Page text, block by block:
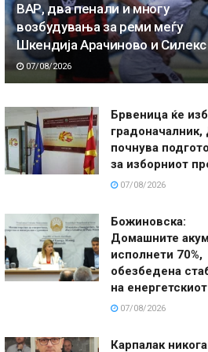
ВАР, два пенали и многу
возбудувања за реми меѓу
Шкендија Арачиново и Силекс
07/08/2026
Брвеница ќе
почнува
за изборниот
07/08/2026
Божиновска:
Домашните
исполнети 70%,
обезбедена
на
07/08/2026
Карпалак